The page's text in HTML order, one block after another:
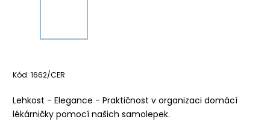
Kód: 1662/CER
Lehkost - Elegance - Praktičnost v organizaci domácí
lékárničky pomocí našich samolepek.